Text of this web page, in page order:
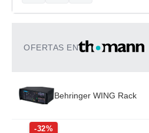
OFERTAS EN
Behringer WING Rack
-32%